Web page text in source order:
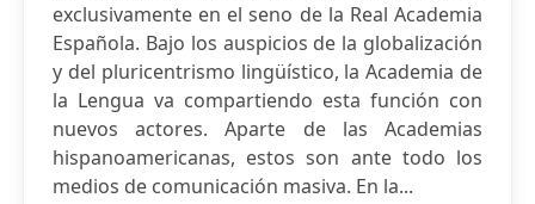
exclusivamente en el seno de la Real Academia
Española. Bajo los auspicios de la globalización
y del pluricentrismo lingüístico, la Academia de
la Lengua va compartiendo esta función con
nuevos actores. Aparte de las Academias
hispanoamericanas, estos son ante todo los
medios de comunicación masiva. En la...